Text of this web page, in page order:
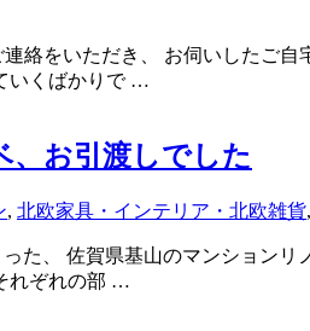
絡をいただき、 お伺いしたご
いくばかりで …
、お引渡しでした
, 北欧家具・インテリア・北欧雑貨,
た、 佐賀県基山のマンション
れぞれの部 …